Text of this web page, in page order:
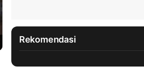
Rekomendasi